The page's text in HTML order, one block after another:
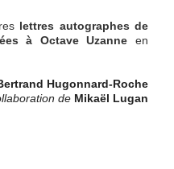
lettres autographes de
à Octave Uzanne en
Hugonnard-Roche
de Mikaël Lugan